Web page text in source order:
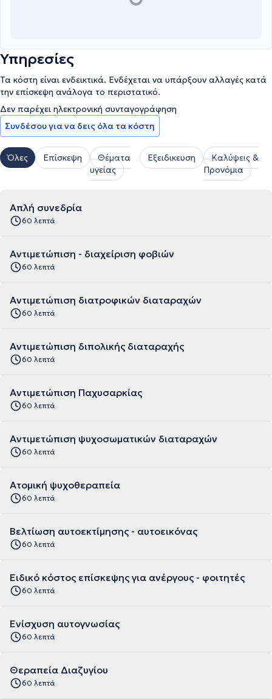
Υπηρεσίες
Τα κόστη είναι ενδεικτικά. Ενδέχεται να υπάρξουν αλλαγές κατά
την επίσκεψη ανάλογα το περιστατικό.
Δεν παρέχει ηλεκτρονική συνταγογράφηση
Συνδέσου για να δεις όλα τα κόστη
Όλες Επίσκεψη
Θέματα
υγείας
Εξειδικευση
Καλύψεις &
Προνόμια
Απλή συνεδρία
60 λεπτά
Αντιμετώπιση - διαχείριση φοβιών
60 λεπτά
Αντιμετώπιση διατροφικών διαταραχών
60 λεπτά
Αντιμετώπιση διπολικής διαταραχής
60 λεπτά
Αντιμετώπιση Παχυσαρκίας
60 λεπτά
Αντιμετώπιση ψυχοσωματικών διαταραχών
60 λεπτά
Ατομική ψυχοθεραπεία
60 λεπτά
Βελτίωση αυτοεκτίμησης - αυτοεικόνας
60 λεπτά
Ειδικό κόστος επίσκεψης για ανέργους - φοιτητές
60 λεπτά
Ενίσχυση αυτογνωσίας
60 λεπτά
Θεραπεία Διαζυγίου
60 λεπτά